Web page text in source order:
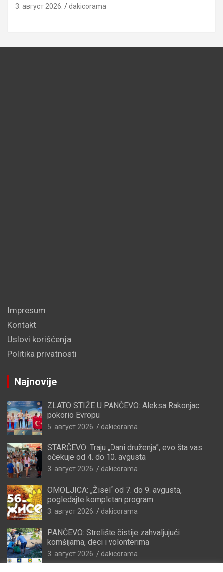
3. август 2026. dakicorama
Impresum
Kontakt
Uslovi korišćenja
Politika privatnosti
Najnovije
ZLATO STIŽE U PANČEVO: Aleksa Rakonjac
pokorio Evropu
5. август 2026. dakicorama
STARČEVO: Traju „Dani druženja”, evo šta vas
očekuje od 4. do 10. avgusta
3. август 2026. dakicorama
OMOLJICA: „Žisel“ od 7. do 9. avgusta,
pogledajte kompletan program
3. август 2026. dakicorama
PANČEVO: Strelište čistije zahvaljujući
komšijama, deci i volonterima
3. август 2026. dakicorama